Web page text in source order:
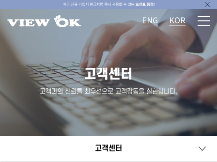
ENG KOR
고객센터
고객과의 신뢰를 최우선으로 고객감동을 실현합니다.
고객센터